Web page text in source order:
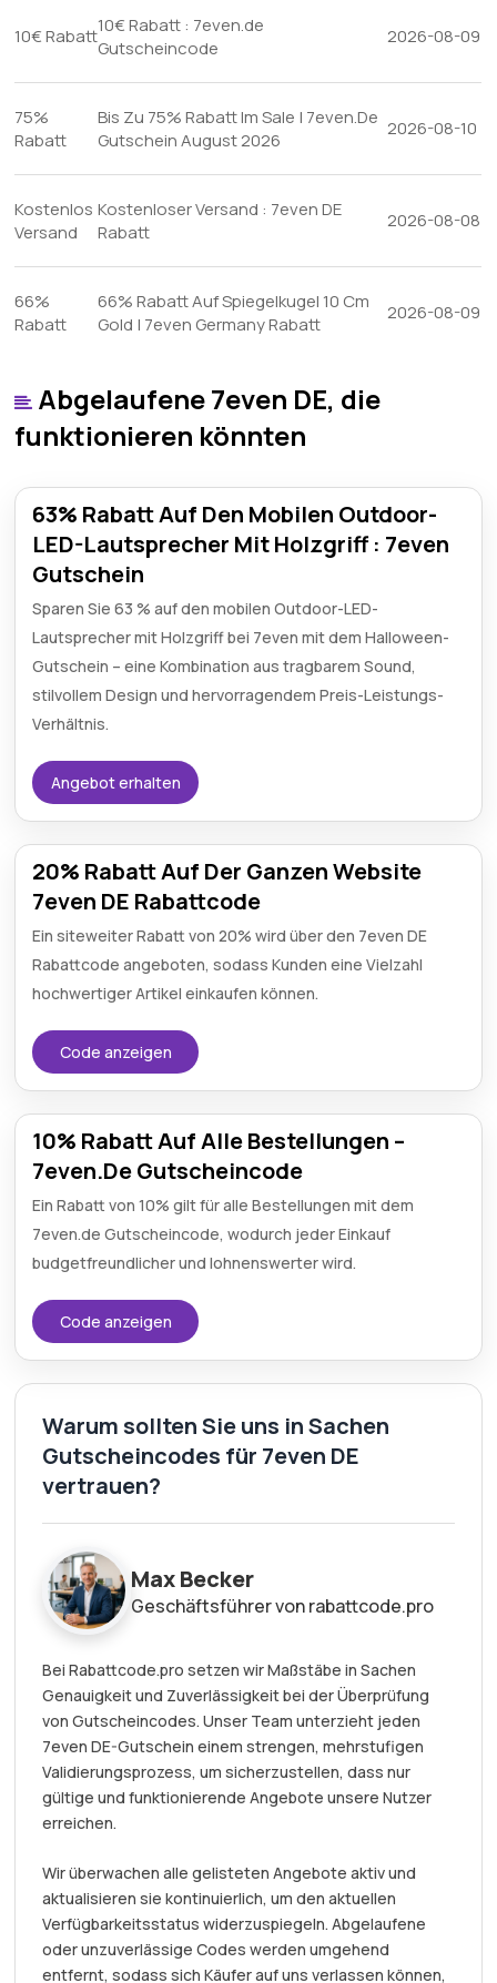
10€ Rabatt10€ Rabatt : 7even.de
Gutscheincode
2026-08-09
75%
Rabatt
Bis Zu 75% Rabatt Im Sale | 7even.De
Gutschein August 2026
2026-08-10
Kostenlos
Versand
Kostenloser Versand : 7even DE
Rabatt
2026-08-08
66%
Rabatt
66% Rabatt Auf Spiegelkugel 10 Cm
Gold | 7even Germany Rabatt
2026-08-09
Abgelaufene 7even DE, die
funktionieren könnten
63% Rabatt Auf Den Mobilen Outdoor-
LED-Lautsprecher Mit Holzgriff : 7even
Gutschein
Sparen Sie 63 % auf den mobilen Outdoor-LED-
Lautsprecher mit Holzgriff bei 7even mit dem Halloween-
Gutschein – eine Kombination aus tragbarem Sound,
stilvollem Design und hervorragendem Preis-Leistungs-
Verhältnis.
Angebot erhalten
20% Rabatt Auf Der Ganzen Website
7even DE Rabattcode
Ein siteweiter Rabatt von 20% wird über den 7even DE
Rabattcode angeboten, sodass Kunden eine Vielzahl
hochwertiger Artikel einkaufen können.
Code anzeigen
10% Rabatt Auf Alle Bestellungen –
7even.De Gutscheincode
Ein Rabatt von 10% gilt für alle Bestellungen mit dem
7even.de Gutscheincode, wodurch jeder Einkauf
budgetfreundlicher und lohnenswerter wird.
Code anzeigen
Warum sollten Sie uns in Sachen
Gutscheincodes für 7even DE
vertrauen?
Max Becker
Geschäftsführer von rabattcode.pro
Bei Rabattcode.pro setzen wir Maßstäbe in Sachen
Genauigkeit und Zuverlässigkeit bei der Überprüfung
von Gutscheincodes. Unser Team unterzieht jeden
7even DE-Gutschein einem strengen, mehrstufigen
Validierungsprozess, um sicherzustellen, dass nur
gültige und funktionierende Angebote unsere Nutzer
erreichen.
Wir überwachen alle gelisteten Angebote aktiv und
aktualisieren sie kontinuierlich, um den aktuellen
Verfügbarkeitsstatus widerzuspiegeln. Abgelaufene
oder unzuverlässige Codes werden umgehend
entfernt, sodass sich Käufer auf uns verlassen können,